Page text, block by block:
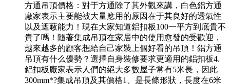
方通吊頂價格：對于方通除了其外觀來講，白色鋁方通
廠家表示主要能被大量應用的原因在于其良好的透氣性
以及遮蔽能力！現在大家知道鋁扣板100一平方到底貴不
貴了嗎！隨著集成吊頂在家居中的使用愈發的受歡迎，
越來越多的顧客想給自己家裝上個好看的吊頂！鋁方通
吊頂有什么優勢？選擇自身裝修要求更適用的鋁扣板4.
鋁扣板廠家表示人們的絕大多數屋子常有5米長，因此
300mm*?集成吊頂及其價格1、是長條形狀，長度在6米